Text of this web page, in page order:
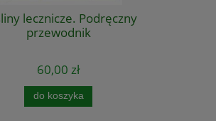
lecznicze. Podręczny
przewodnik
60,00 zł
do koszyka